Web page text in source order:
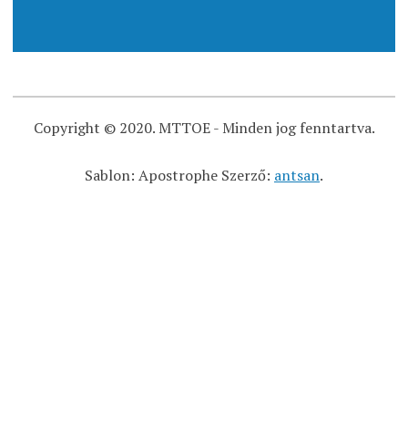
Copyright © 2020. MTTOE - Minden jog fenntartva.
Sablon: Apostrophe Szerző: antsan.